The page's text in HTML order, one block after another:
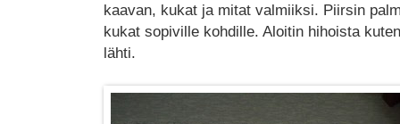
kaavan, kukat ja mitat valmiiksi. Piirsin
kukat sopiville kohdille. Aloitin hihoista
lähti.